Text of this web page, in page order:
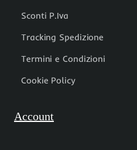
Sconti P.Iva
Tracking Spedizione
Termini e Condizioni
Cookie Policy
Account